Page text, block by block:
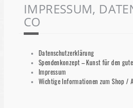
IMPRESSUM,
CO
Datenschutzerklärung
Spendenkonzept – Kunst für den
Impressum
Wichtige Informationen zum Shop /